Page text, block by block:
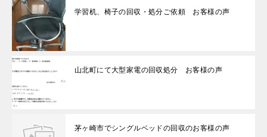
学習机、椅子の回収・処分ご依頼 お客様の声
山北町にて大型家電の回収処分 お客様の声
茅ヶ崎市でシングルベッドの回収のお客様の声